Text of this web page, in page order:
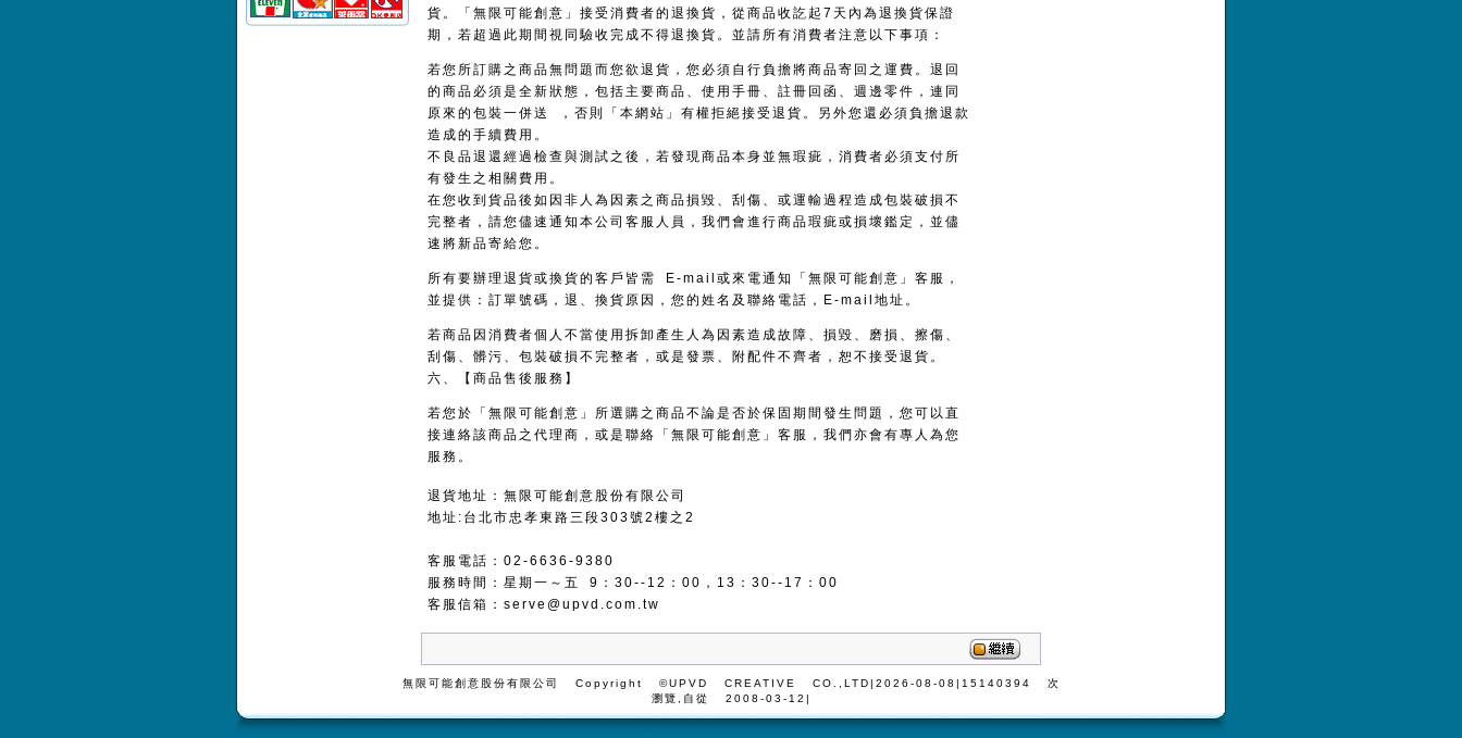
貨。「無限可能創意」接受消費者的退換貨，從商品收訖起7天內為退換貨保證
期，若超過此期間視同驗收完成不得退換貨。並請所有消費者注意以下事項：
若您所訂購之商品無問題而您欲退貨，您必須自行負擔將商品寄回之運費。退回
的商品必須是全新狀態，包括主要商品、使用手冊、註冊回函、週邊零件，連同
原來的包裝一併送 ，否則「本網站」有權拒絕接受退貨。另外您還必須負擔退款
造成的手續費用。
不良品退還經過檢查與測試之後，若發現商品本身並無瑕疵，消費者必須支付所
有發生之相關費用。
在您收到貨品後如因非人為因素之商品損毀、刮傷、或運輸過程造成包裝破損不
完整者，請您儘速通知本公司客服人員，我們會進行商品瑕疵或損壞鑑定，並儘
速將新品寄給您。
所有要辦理退貨或換貨的客戶皆需 E-mail或來電通知「無限可能創意」客服，
並提供：訂單號碼，退、換貨原因，您的姓名及聯絡電話，E-mail地址。
若商品因消費者個人不當使用拆卸產生人為因素造成故障、損毀、磨損、擦傷、
刮傷、髒污、包裝破損不完整者，或是發票、附配件不齊者，恕不接受退貨。
六、【商品售後服務】
若您於「無限可能創意」所選購之商品不論是否於保固期間發生問題，您可以直
接連絡該商品之代理商，或是聯絡「無限可能創意」客服，我們亦會有專人為您
服務。
退貨地址：無限可能創意股份有限公司
地址:台北市忠孝東路三段303號2樓之2
客服電話：02-6636-9380
服務時間：星期一～五 9：30--12：00，13：30--17：00
客服信箱： serve@upvd.com.tw
無限可能創意股份有限公司 Copyright ©UPVD CREATIVE CO.,LTD|2026-08-08 |15140394 次
瀏覽,自從 2008-03-12|